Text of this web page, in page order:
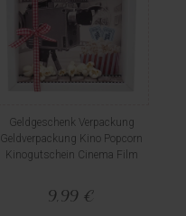
Geldgeschenk Verpackung
Geldverpackung Kino Popcorn
Kinogutschein Cinema Film
9,99 €